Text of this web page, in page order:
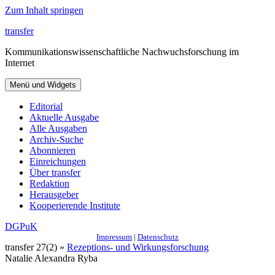
Zum Inhalt springen
transfer
Kommunikationswissenschaftliche Nachwuchsforschung im
Internet
Menü und Widgets
Editorial
Aktuelle Ausgabe
Alle Ausgaben
Archiv-Suche
Abonnieren
Einreichungen
Über transfer
Redaktion
Herausgeber
Kooperierende Institute
DGPuK
Impressum | Datenschutz
transfer 27(2) » Rezeptions- und Wirkungsforschung
Natalie Alexandra Ryba